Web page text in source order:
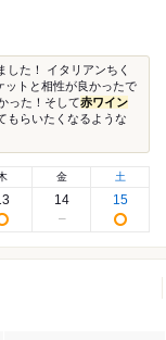
した！ イタリアンちく
ットと相性が良かったで
った！そして赤ワイン
もらいたくなるような
金
14
土
15